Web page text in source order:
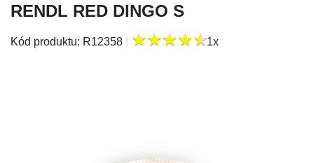
RENDL RED DINGO S
Kód produktu: R12358 ★★★★★
★★★★★1x